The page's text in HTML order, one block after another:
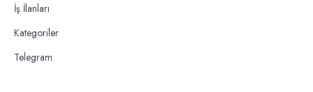
İş İlanları
Kategoriler
Telegram